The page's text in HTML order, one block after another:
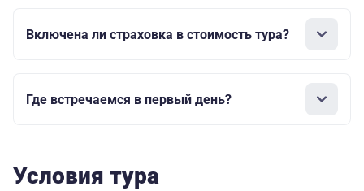
Включена ли страховка в стоимость тура?
Где встречаемся в первый день?
Условия тура